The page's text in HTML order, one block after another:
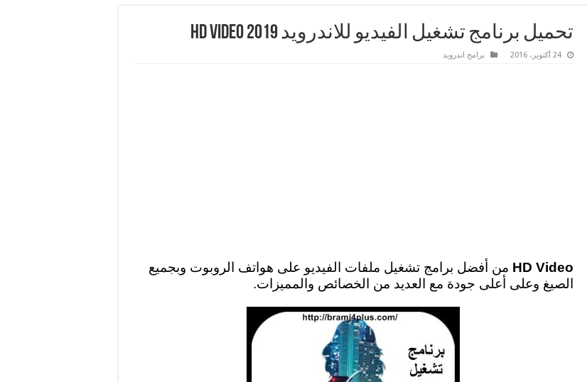
تحميل برنامج تشغيل الفيديو للاندرويد 2019 HD Video
24 أكتوبر، 2016 برامج اندرويد
HD Video من أفضل برامج تشغيل ملفات الفيديو على هواتف الروبوت وبجميع
الصيغ وعلى أعلى جودة مع العديد من الخصائص والمميزات.